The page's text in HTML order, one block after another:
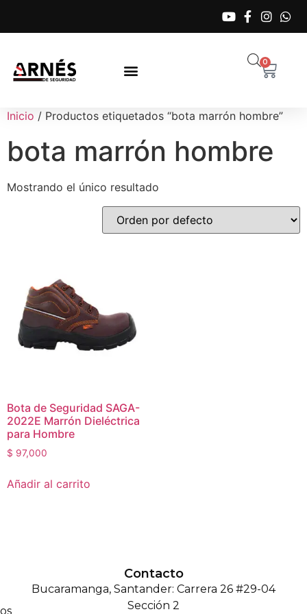
0
Inicio / Productos etiquetados “bota marrón hombre”
bota marrón hombre
Mostrando el único resultado
Bota de Seguridad SAGA-
2022E Marrón Dieléctrica
para Hombre
$ 97,000
Añadir al carrito
Contacto
Bucaramanga, Santander: Carrera 26 #29-04
Sección 2